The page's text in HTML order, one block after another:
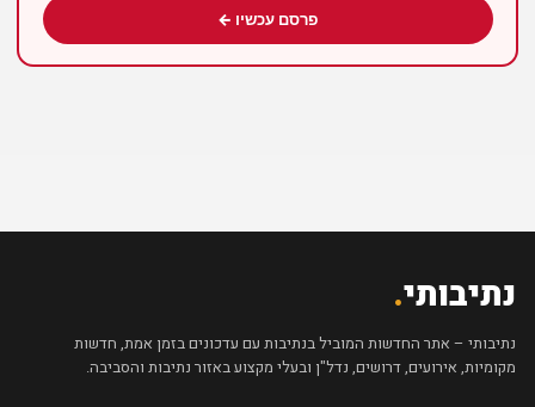
פרסם עכשיו ←
נתיבותי.
נתיבותי – אתר החדשות המוביל בנתיבות עם עדכונים בזמן אמת, חדשות
מקומיות, אירועים, דרושים, נדל"ן ובעלי מקצוע באזור נתיבות והסביבה.